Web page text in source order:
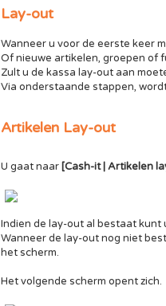
Lay-out
Wanneer u voor de eerste keer
Of nieuwe artikelen, groepen of
Zult u de kassa lay-out aan
Via onderstaande stappen,
Artikelen Lay-out
U gaat naar [Cash-it | Artikelen
Indien de lay-out al bestaat kunt
Wanneer de lay-out nog niet
het scherm.
Het volgende scherm opent zich.